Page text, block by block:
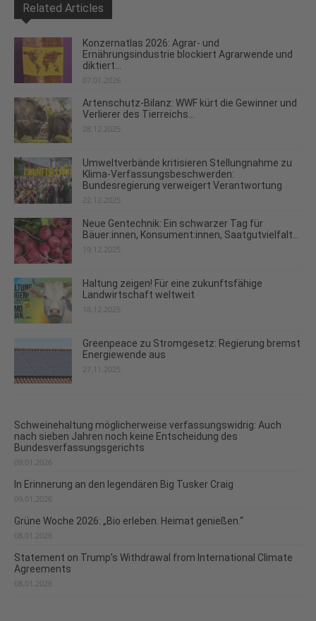
Related Articles
Konzernatlas 2026: Agrar- und
Ernährungsindustrie blockiert Agrarwende und
diktiert...
07.01.2026
Artenschutz-Bilanz: WWF kürt die Gewinner und
Verlierer des Tierreichs...
28.12.2025
Umweltverbände kritisieren Stellungnahme zu
Klima-Verfassungsbeschwerden:
Bundesregierung verweigert Verantwortung
22.12.2025
Neue Gentechnik: Ein schwarzer Tag für
Bäuer:innen, Konsument:innen, Saatgutvielfalt...
19.12.2025
Haltung zeigen! Für eine zukunftsfähige
Landwirtschaft weltweit
18.12.2025
Greenpeace zu Stromgesetz: Regierung bremst
Energiewende aus
27.11.2025
Schweinehaltung möglicherweise verfassungswidrig: Auch
nach sieben Jahren noch keine Entscheidung des
Bundesverfassungsgerichts
09.01.2026
In Erinnerung an den legendären Big Tusker Craig
09.01.2026
Grüne Woche 2026: „Bio erleben. Heimat genießen.“
08.01.2026
Statement on Trump’s Withdrawal from International Climate
Agreements
08.01.2026